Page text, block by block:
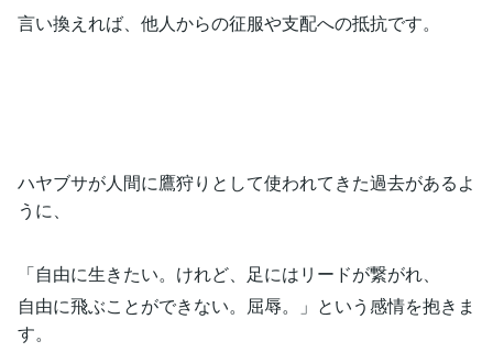
言い換えれば、他人からの征服や支配への抵抗です。
ハヤブサが人間に鷹狩りとして使われてきた過去があるよ
うに、
「自由に生きたい。けれど、足にはリードが繋がれ、
自由に飛ぶことができない。屈辱。」という感情を抱きま
す。